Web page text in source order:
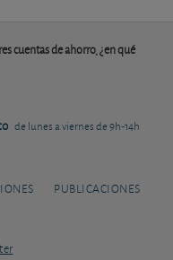
cuentas de ahorro, ¿en qué
de lunes a viernes de 9h-14h
PUBLICACIONES